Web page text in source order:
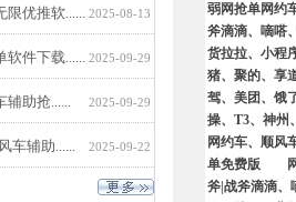
限优推软...... 2025-08-13
软件下载...... 2025-09-29
辅助抢...... 2025-09-29
车辅助...... 2025-09-22
弱网抢单网约
斧滴滴、嘀嗒
货拉拉、小程
猪、聚的、享
驾、美团、饿
操、T3、神州
网约车、顺风
单免费版
斧|战斧滴滴、